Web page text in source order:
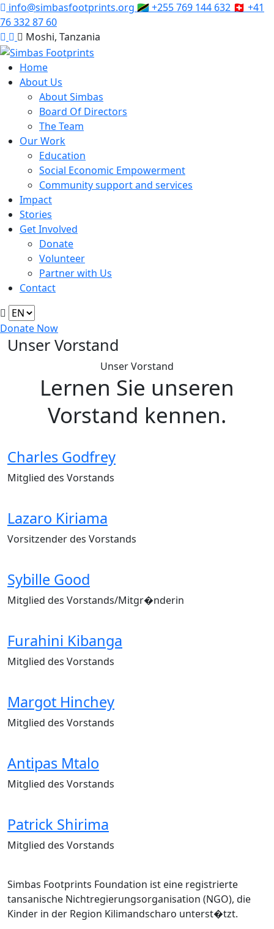
info@simbasfootprints.org 🇹🇿+255 769 144 632 🇨🇭 +41
76 332 87 60
Moshi, Tanzania
Home
About Us
About Simbas
Board Of Directors
The Team
Our Work
Education
Social Economic Empowerment
Community support and services
Impact
Stories
Get Involved
Donate
Volunteer
Partner with Us
Contact
Donate Now
Unser Vorstand
Unser Vorstand
Lernen Sie unseren
Vorstand kennen.
Charles Godfrey
Mitglied des Vorstands
Lazaro Kiriama
Vorsitzender des Vorstands
Sybille Good
Mitglied des Vorstands/Mitgr�nderin
Furahini Kibanga
Mitglied des Vorstands
Margot Hinchey
Mitglied des Vorstands
Antipas Mtalo
Mitglied des Vorstands
Patrick Shirima
Mitglied des Vorstands
Simbas Footprints Foundation ist eine registrierte
tansanische Nichtregierungsorganisation (NGO), die
Kinder in der Region Kilimandscharo unterst�tzt.